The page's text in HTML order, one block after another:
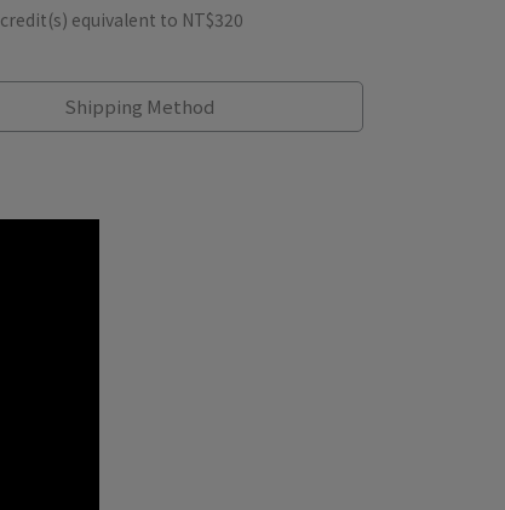
credit(s) equivalent to NT$320
Shipping Method